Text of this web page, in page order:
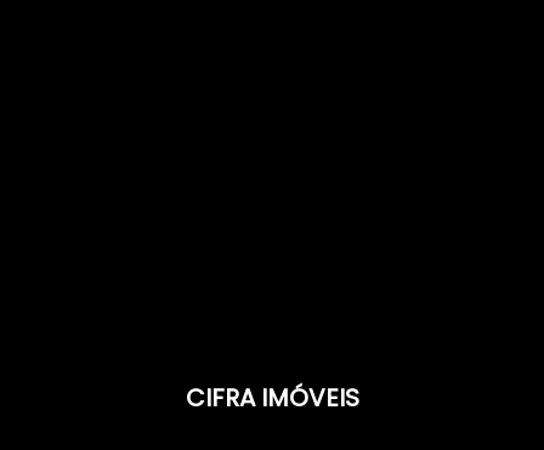
CIFRA IMÓVEIS